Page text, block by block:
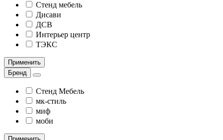
Стенд мебель
Дисави
ДСВ
Интерьер центр
ТЭКС
Применить
Бренд
Стенд Мебель
мк-стиль
миф
моби